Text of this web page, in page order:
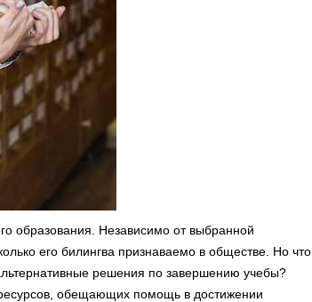
образования. Независимо от выбранной
его билингва признаваемо в обществе. Но что
решения по завершению учебы?
обещающих помощь в достижении